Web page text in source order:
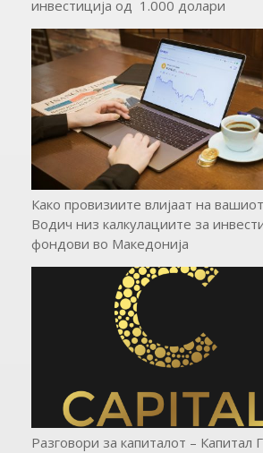
инвестиција од 1.000 долари
Како провизиите влијаат на
Водич низ калкулациите за
фондови во Mакедонија
Разговори за капиталот – Капитал